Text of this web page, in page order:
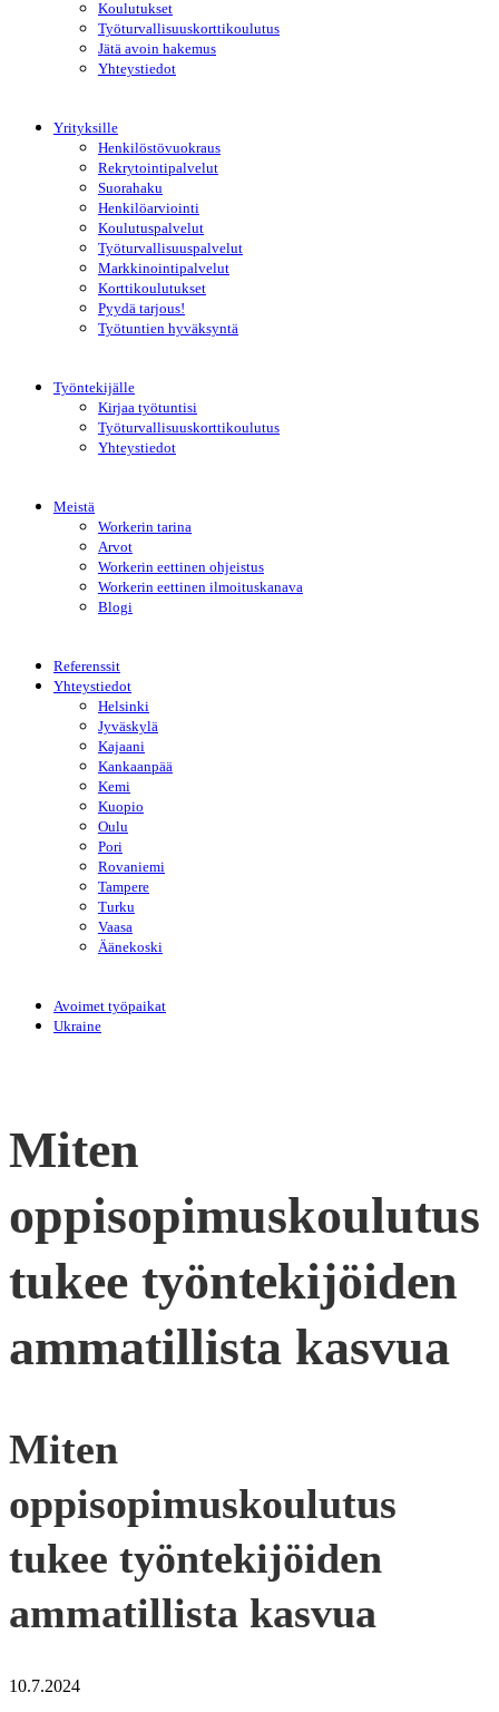
Koulutukset
Työturvallisuuskorttikoulutus
Jätä avoin hakemus
Yhteystiedot
Yrityksille
Henkilöstövuokraus
Rekrytointipalvelut
Suorahaku
Henkilöarviointi
Koulutuspalvelut
Työturvallisuuspalvelut
Markkinointipalvelut
Korttikoulutukset
Pyydä tarjous!
Työtuntien hyväksyntä
Työntekijälle
Kirjaa työtuntisi
Työturvallisuuskorttikoulutus
Yhteystiedot
Meistä
Workerin tarina
Arvot
Workerin eettinen ohjeistus
Workerin eettinen ilmoituskanava
Blogi
Referenssit
Yhteystiedot
Helsinki
Jyväskylä
Kajaani
Kankaanpää
Kemi
Kuopio
Oulu
Pori
Rovaniemi
Tampere
Turku
Vaasa
Äänekoski
Avoimet työpaikat
Ukraine
Miten
oppisopimuskoulutus
tukee työntekijöiden
ammatillista kasvua
Miten
oppisopimuskoulutus
tukee työntekijöiden
ammatillista kasvua
10.7.2024